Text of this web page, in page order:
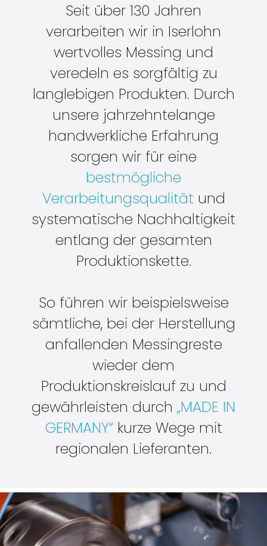
Seit über 130 Jahren
verarbeiten wir in Iserlohn
wertvolles Messing und
veredeln es sorgfältig zu
langlebigen Produkten. Durch
unsere jahrzehntelange
handwerkliche Erfahrung
sorgen wir für eine
bestmögliche
Verarbeitungsqualität und
systematische Nachhaltigkeit
entlang der gesamten
Produktionskette.
So führen wir beispielsweise
sämtliche, bei der Herstellung
anfallenden Messingreste
wieder dem
Produktionskreislauf zu und
gewährleisten durch „MADE IN
GERMANY“ kurze Wege mit
regionalen Lieferanten.